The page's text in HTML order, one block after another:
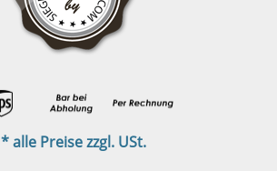
* alle Preise zzgl. USt.